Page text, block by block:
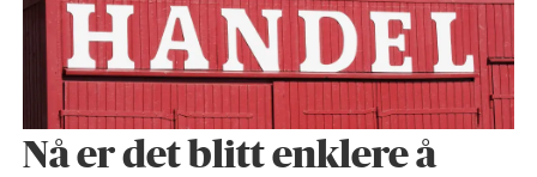
Nå er det blitt enklere å